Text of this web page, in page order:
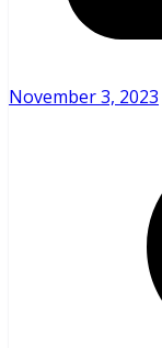
November 3, 2023